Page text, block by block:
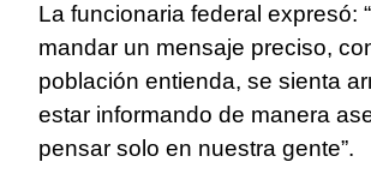
La funcionaria federal expresó:
mandar un mensaje preciso,
población entienda, se sienta
estar informando de manera
pensar solo en nuestra gente”.